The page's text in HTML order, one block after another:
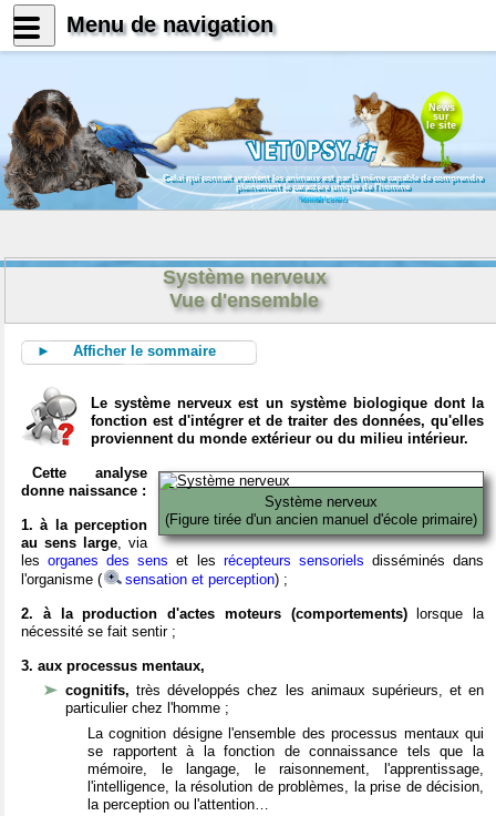
News
sur
le site
Celui qui connait vraiment les animaux est par là même capable de comprendre
pleinement le caractère unique de l'homme
Konrad Lorenz
Système nerveux
Vue d'ensemble
► Afficher le sommaire
Le système nerveux est un système biologique dont la
fonction est d'intégrer et de traiter des données, qu'elles
proviennent du monde extérieur ou du milieu intérieur.
Système nerveux
(Figure tirée d'un ancien manuel d'école primaire)
Cette analyse
donne naissance :
1. à la perception
au sens large, via
lesorganes des sens et les récepteurs sensoriels disséminés dans
l'organisme (
sensation et perception) ;
2. à la production d'actes moteurs (comportements)lorsque la
nécessité se fait sentir ;
3. aux processus mentaux,
cognitifs,très développés chez les animaux supérieurs, et en
particulier chez l'homme ;
La cognition désigne l'ensemble des processus mentaux qui
se rapportent à la fonction de connaissance tels que la
mémoire, le langage, le raisonnement, l'apprentissage,
l'intelligence, la résolution de problèmes, la prise de décision,
la perception ou l'attention…
Menu de navigation